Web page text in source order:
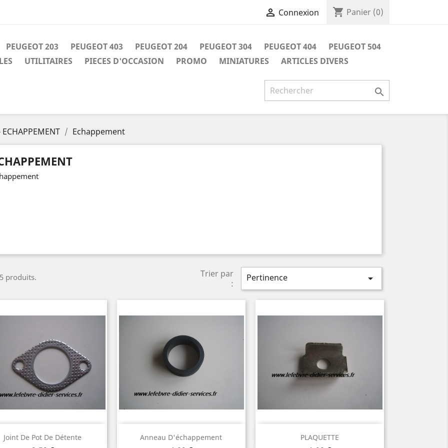
 Connexion shopping_cart Panier (0)
PEUGEOT 203 PEUGEOT 403 PEUGEOT 204 PEUGEOT 304 PEUGEOT 404
PEUGEOT 504
UTILITAIRES PIECES D'OCCASION PROMO MINIATURES ARTICLES DIVERS

Echappement
produits.
Trier par
:
Pertinence 
Joint De Pot De Détente
 Aperçu rapide Anneau D'échappement
Aperçu rapide PLAQUETTE
Aperçu rapide